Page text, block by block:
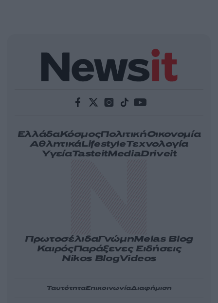
ΕλλάδαΚόσμοςΠολιτικήΟικονομία
ΑθλητικάLifestyleΤεχνολογία
ΥγείαTasteitMediaDriveit
ΠρωτοσέλιδαΓνώμηMelas Blog
ΚαιρόςΠαράξενες Ειδήσεις
Nikos BlogVideos
ΤαυτότηταΕπικοινωνίαΔιαφήμιση